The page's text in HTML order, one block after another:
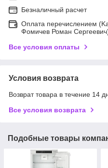
Безналичный расчет
Оплата перечислением
Фомичев Роман
Все условия оплаты
Условия возврата
Возврат товара в течение 14
Все условия возврата
Подобные товары